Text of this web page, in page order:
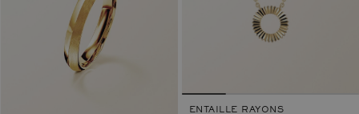
ENTAILLE RAYONS